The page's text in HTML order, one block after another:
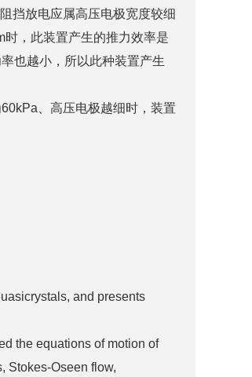
挡放电应属高压电极宽度较细
，此装置产生的推力效率是
也越小，所以此种装置产生
、高压电极越细时，装置
and presents
the equations of motion of
Stokes-Oseen flow,